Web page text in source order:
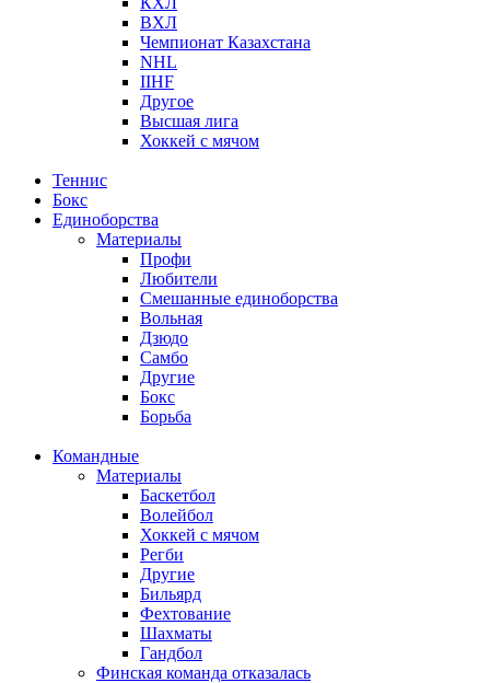
ВХЛ
Чемпионат Казахстана
NHL
IIHF
Другое
Высшая лига
Хоккей с мячом
Теннис
Бокс
Единоборства
Материалы
Профи
Любители
Смешанные единоборства
Вольная
Дзюдо
Самбо
Другие
Бокс
Борьба
Командные
Материалы
Баскетбол
Волейбол
Хоккей с мячом
Регби
Другие
Бильярд
Фехтование
Шахматы
Гандбол
Финская команда отказалась